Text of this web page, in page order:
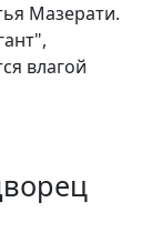
Мазерати.
влагой